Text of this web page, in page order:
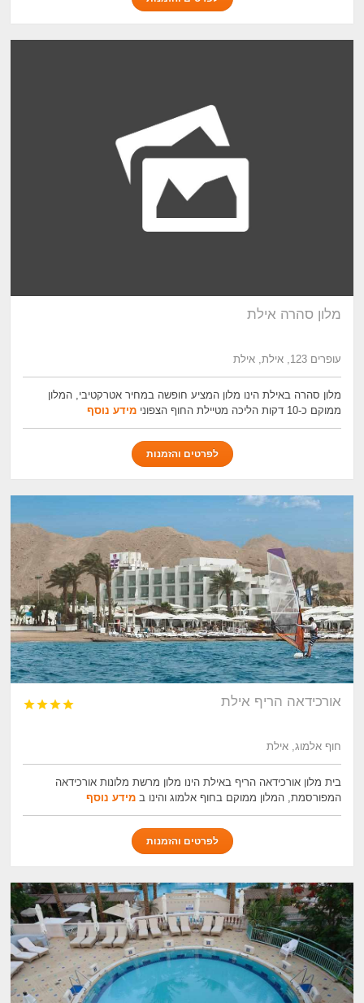
מלון סהרה אילת
עופרים 123, אילת, אילת
מלון סהרה באילת הינו מלון המציע חופשה במחיר אטרקטיבי, המלון
ממוקם כ-10 דקות הליכה מטיילת החוף הצפוני
מידע נוסף
לפרטים והזמנות
אורכידאה הריף אילת 



חוף אלמוג, אילת
בית מלון אורכידאה הריף באילת הינו מלון מרשת מלונות אורכידאה
המפורסמת, המלון ממוקם בחוף אלמוג והינו במידע נוסף
לפרטים והזמנות